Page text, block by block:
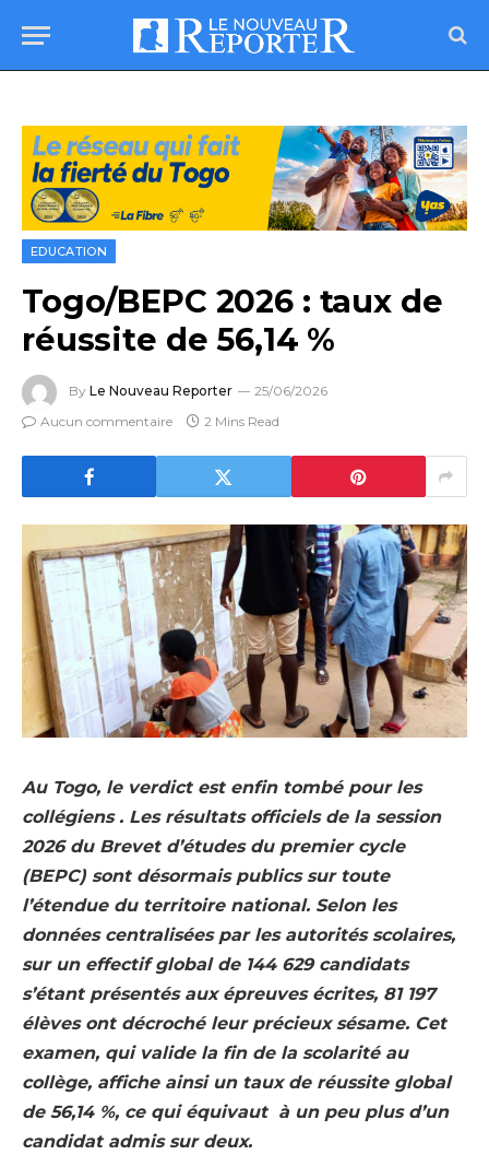
EDUCATION
Togo/BEPC 2026 : taux de
réussite de 56,14 %
By Le Nouveau Reporter
25/06/2026
Aucun commentaire
2 Mins Read
Au Togo, le verdict est enfin tombé pour les
collégiens . Les résultats officiels de la session
2026 du Brevet d’études du premier cycle
(BEPC) sont désormais publics sur toute
l’étendue du territoire national. Selon les
données centralisées par les autorités scolaires,
sur un effectif global de 144 629 candidats
s’étant présentés aux épreuves écrites, 81 197
élèves ont décroché leur précieux sésame. Cet
examen, qui valide la fin de la scolarité au
collège, affiche ainsi un taux de réussite global
de 56,14 %, ce qui équivaut à un peu plus d’un
candidat admis sur deux.